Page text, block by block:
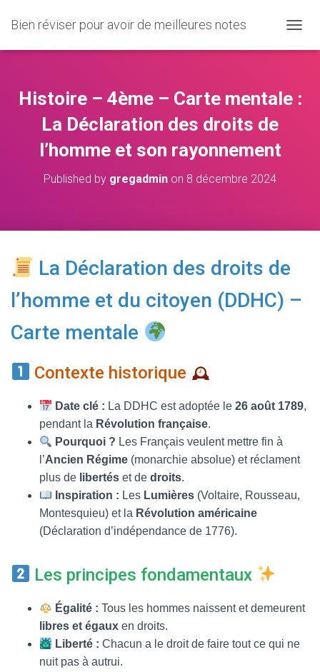
Bien réviser pour avoir de meilleures notes
U
R
Histoire – 4ème – Carte mentale :
La Déclaration des droits de
l’homme et son rayonnement
Published by gregadmin on 8 décembre 2024
La Déclaration des droits de
l’homme et du citoyen (DDHC) –
Carte mentale
Contexte historique
Date clé : La DDHC est adoptée le26 août 1789,
pendant la Révolution française.
Pourquoi ? Les Français veulent mettre fin à
l’Ancien Régime (monarchie absolue) et réclament
plus de libertés et de droits.
Inspiration : Les Lumières (Voltaire, Rousseau,
Montesquieu) et la Révolution américaine
(Déclaration d’indépendance de 1776).
Les principes fondamentaux
Égalité : Tous les hommes naissent et demeurent
libres et égaux en droits.
Liberté : Chacun a le droit de faire tout ce qui ne
nuit pas à autrui.